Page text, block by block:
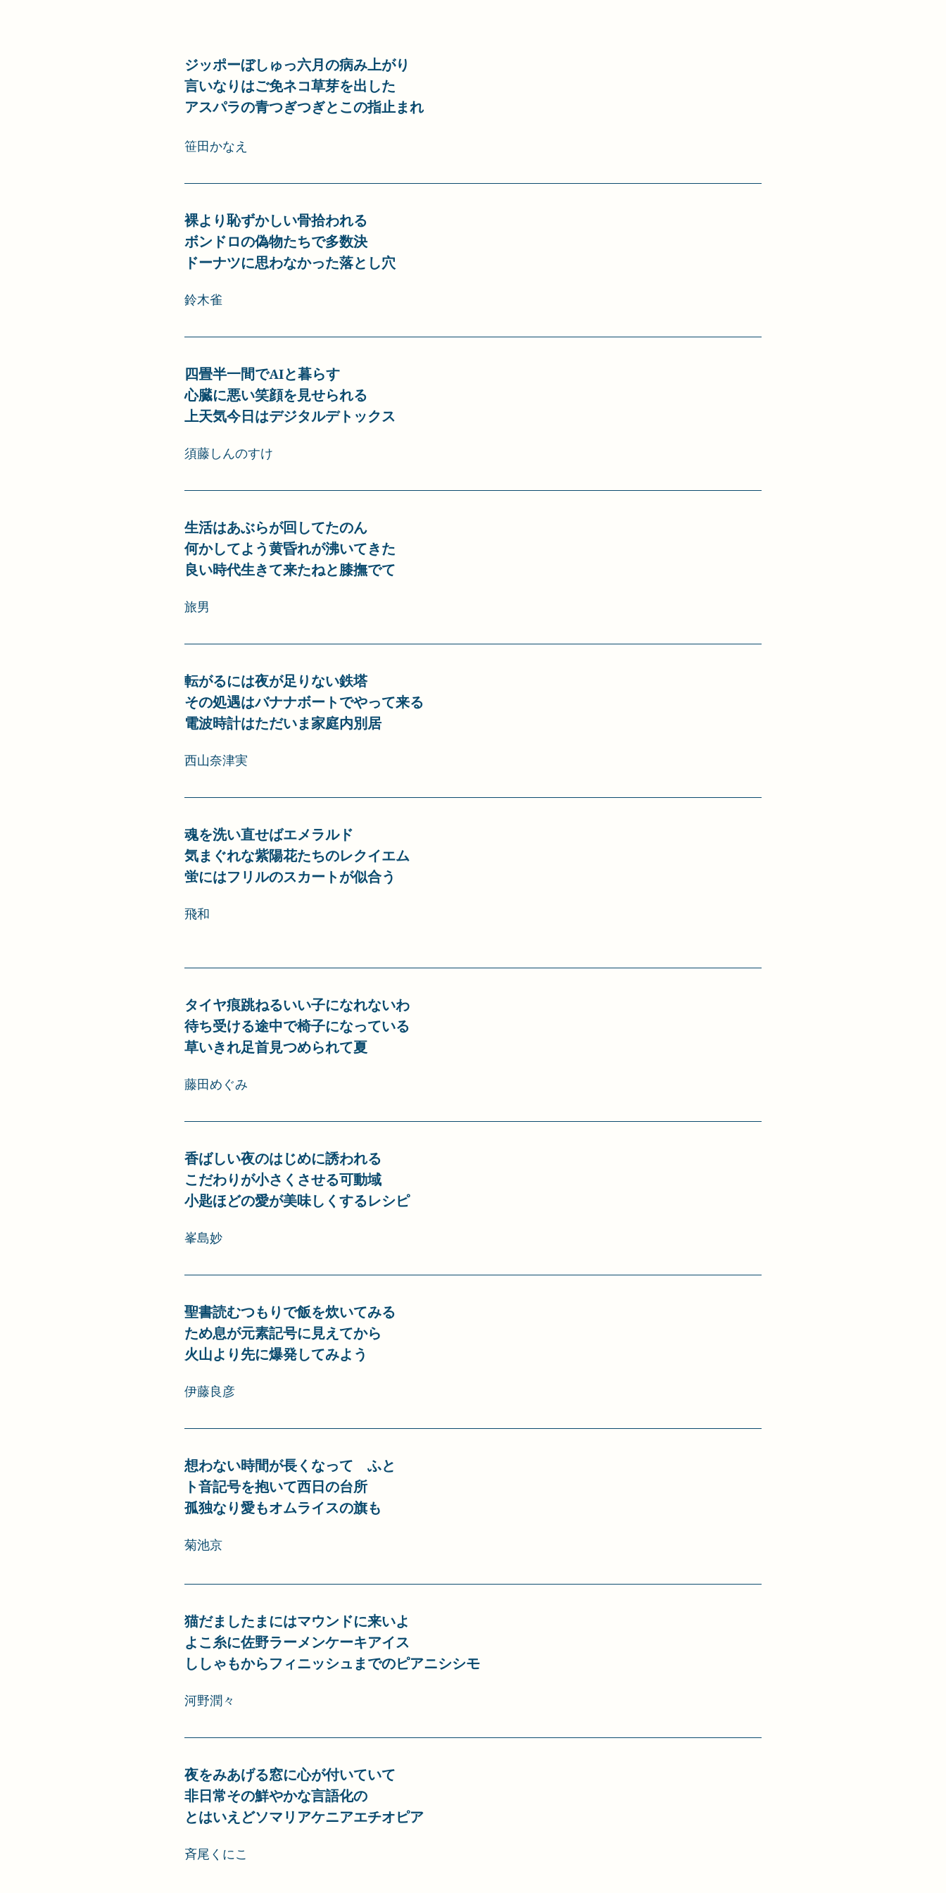
ジッポーぼしゅっ六月の病み上がり
言いなりはご免ネコ草芽を出した
アスパラの青つぎつぎとこの指止まれ
笹田かなえ
裸より恥ずかしい骨拾われる
ボンドロの偽物たちで多数決
ドーナツに思わなかった落とし穴
鈴木雀
四畳半一間でAIと暮らす
心臓に悪い笑顔を見せられる
上天気今日はデジタルデトックス
須藤しんのすけ
生活はあぶらが回してたのん
何かしてよう黄昏れが沸いてきた
良い時代生きて来たねと膝撫でて
旅男
転がるには夜が足りない鉄塔
その処遇はバナナボートでやって来る
電波時計はただいま家庭内別居
西山奈津実
魂を洗い直せばエメラルド
気まぐれな紫陽花たちのレクイエム
蛍にはフリルのスカートが似合う
飛和
タイヤ痕跳ねるいい子になれないわ
待ち受ける途中で椅子になっている
草いきれ足首見つめられて夏
藤田めぐみ
香ばしい夜のはじめに誘われる
こだわりが小さくさせる可動域
小匙ほどの愛が美味しくするレシピ
峯島妙
聖書読むつもりで飯を炊いてみる
ため息が元素記号に見えてから
火山より先に爆発してみよう
伊藤良彦
想わない時間が長くなって　ふと
ト音記号を抱いて西日の台所
孤独なり愛もオムライスの旗も
菊池京
猫だましたまにはマウンドに来いよ
よこ糸に佐野ラーメンケーキアイス
ししゃもからフィニッシュまでのピアニシシモ
河野潤々
夜をみあげる窓に心が付いていて
非日常その鮮やかな言語化の
とはいえどソマリアケニアエチオピア
斉尾くにこ